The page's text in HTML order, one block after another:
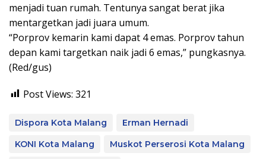
menjadi tuan rumah. Tentunya sangat berat jika
mentargetkan jadi juara umum.
“Porprov kemarin kami dapat 4 emas. Porprov tahun
depan kami targetkan naik jadi 6 emas,” pungkasnya.
(Red/gus)
Post Views: 321
Dispora Kota Malang
Erman Hernadi
KONI Kota Malang
Muskot Perserosi Kota Malang